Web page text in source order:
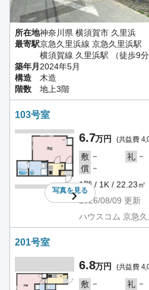
所在地神奈川県 横須賀市 久里浜
最寄駅京急久里浜線 京急久里浜駅
横須賀線 久里浜駅 （徒歩9分
築年月 2024年5月
構造
木造
階数
地上3階
103号室
写真を見る
6.7万円 (共益費
敷 － 礼 －
償 －
1階 / 1K / 22.23㎡
2026/08/09 更新
ハウスコム 京急
201号室
6.8万円 (共益費
敷 － 礼 －